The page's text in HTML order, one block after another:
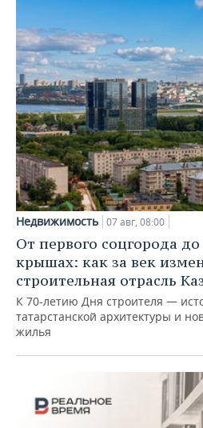
Недвижимость 07 авг, 08:00
От первого соцгорода
крышах: как за век
строительная отрасль
К 70-летию Дня строителя —
татарстанской архитектуры и
жилья